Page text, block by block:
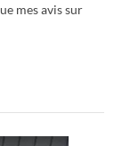
mes avis sur